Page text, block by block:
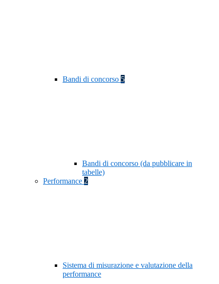
Bandi di concorso 5
Bandi di concorso (da pubblicare in
tabelle)
Performance 2
Sistema di misurazione e valutazione della
performance